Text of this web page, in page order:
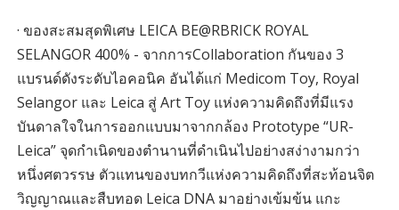
· ของสะสมสุดพิเศษ LEICA BE@RBRICK ROYAL
SELANGOR 400% - จากการCollaboration กันของ 3
แบรนด์ดังระดับไอคอนิค อันได้แก่ Medicom Toy, Royal
Selangor และ Leica สู่ Art Toy แห่งความคิดถึงที่มีแรง
บันดาลใจในการออกแบบมาจากกล้อง Prototype “UR-
Leica” จุดกำเนิดของตำนานที่ดำเนินไปอย่างสง่างามกว่า
หนึ่งศตวรรษ ตัวแทนของบทกวีแห่งความคิดถึงที่สะท้อนจิต
วิญญาณและสืบทอด Leica DNA มาอย่างเข้มข้น แกะ